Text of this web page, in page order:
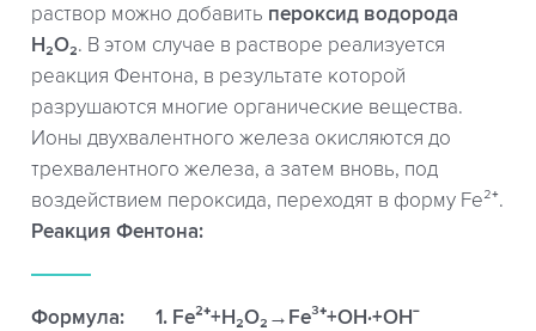
раствор можно добавить пероксид водорода
H₂O₂. В этом случае в растворе реализуется
реакция Фентона, в результате которой
разрушаются многие органические вещества.
Ионы двухвалентного железа окисляются до
трехвалентного железа, а затем вновь, под
воздействием пероксида, переходят в форму Fe²⁺.
Реакция Фентона:
Формула: 1. Fe²⁺+H₂O₂→Fe³⁺+OH·+OHˉ